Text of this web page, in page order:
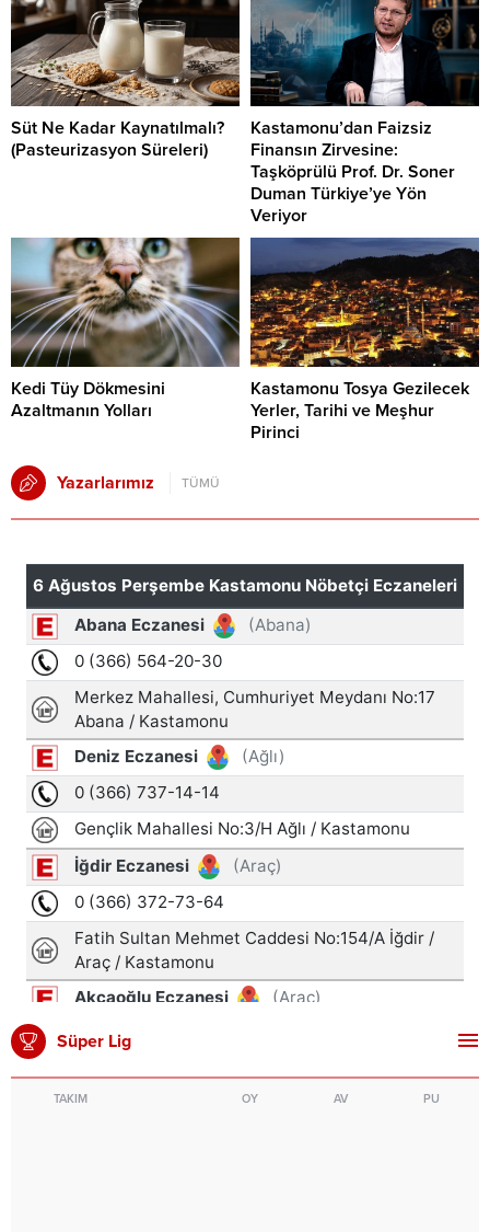
Süt Ne Kadar Kaynatılmalı?
(Pasteurizasyon Süreleri)
Kastamonu’dan Faizsiz
Finansın Zirvesine:
Taşköprülü Prof. Dr. Soner
Duman Türkiye’ye Yön
Veriyor
Kedi Tüy Dökmesini
Azaltmanın Yolları
Kastamonu Tosya Gezilecek
Yerler, Tarihi ve Meşhur
Pirinci
Yazarlarımız TÜMÜ
Süper Lig
TAKIM OY AV PU